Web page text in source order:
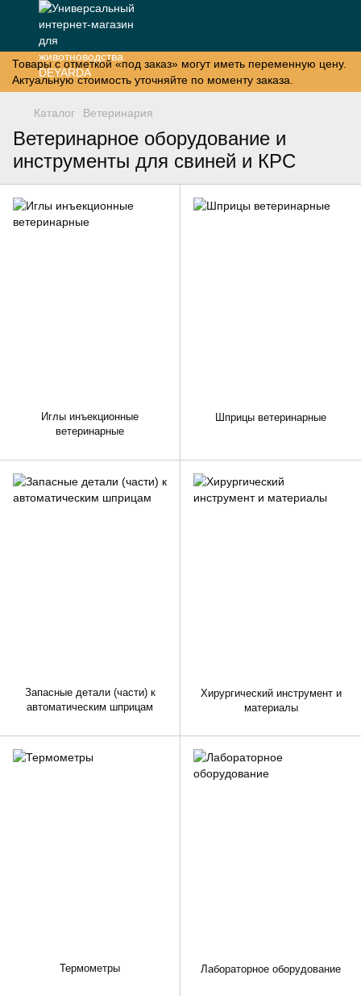
Товары с отметкой «под заказ» могут иметь переменную цену.
Актуальную стоимость уточняйте по моменту заказа.
Каталог Ветеринария
Ветеринарное оборудование и
инструменты для свиней и КРС
Иглы инъекционные
ветеринарные
Шприцы ветеринарные
Запасные детали (части) к
автоматическим шприцам
Хирургический инструмент и
материалы
Термометры Лабораторное оборудование